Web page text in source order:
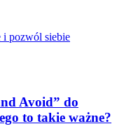
Avoid” do
to takie ważne?